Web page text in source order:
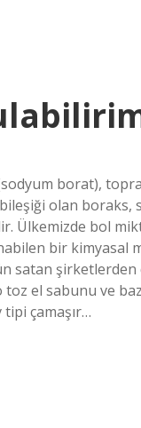
borat),
olan boraks,
Ülkemizde bol
bir kimyasal
satan
el sabunu ve
çamaşır…